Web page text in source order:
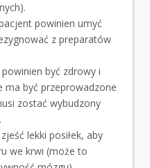
powinien umyć
z preparatów
być zdrowy i
ma być przeprowadzone
zostać wybudzony
lekki posiłek, aby
we krwi (może to